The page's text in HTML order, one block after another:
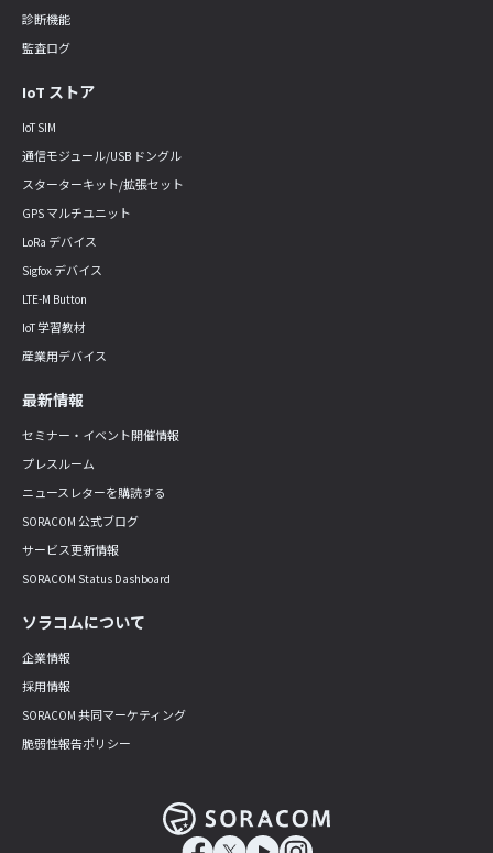
診断機能
監査ログ
IoT ストア
IoT SIM
通信モジュール/USB ドングル
スターターキット/拡張セット
GPS マルチユニット
LoRa デバイス
Sigfox デバイス
LTE-M Button
IoT 学習教材
産業用デバイス
最新情報
セミナー・イベント開催情報
プレスルーム
ニュースレターを購読する
SORACOM 公式ブログ
サービス更新情報
SORACOM Status Dashboard
ソラコムについて
企業情報
採用情報
SORACOM 共同マーケティング
脆弱性報告ポリシー